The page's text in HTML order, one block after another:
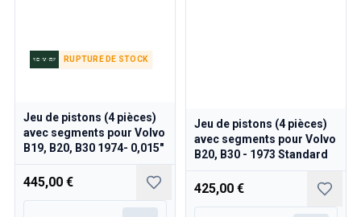
RUPTURE DE STOCK
Jeu de pistons (4 pièces)
avec segments pour Volvo
B19, B20, B30 1974- 0,015"
445,00 €
Jeu de pistons (4 pièces)
avec segments pour Volvo
B20, B30 - 1973 Standard
425,00 €